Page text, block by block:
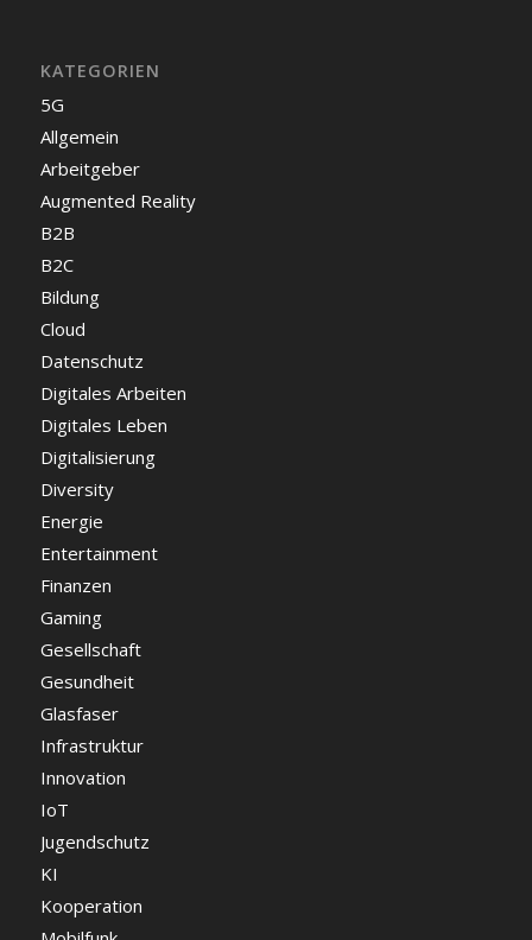
KATEGORIEN
5G
Allgemein
Arbeitgeber
Augmented Reality
B2B
B2C
Bildung
Cloud
Datenschutz
Digitales Arbeiten
Digitales Leben
Digitalisierung
Diversity
Energie
Entertainment
Finanzen
Gaming
Gesellschaft
Gesundheit
Glasfaser
Infrastruktur
Innovation
IoT
Jugendschutz
KI
Kooperation